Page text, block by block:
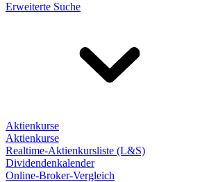
Erweiterte Suche
Aktienkurse
Aktienkurse
Realtime-Aktienkursliste (L&S)
Dividendenkalender
Online-Broker-Vergleich